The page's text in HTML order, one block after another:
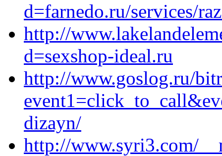
d=farnedo.ru/services/
http://
d=sexshop-ideal.ru
http://www.goslog.ru/
dizayn/
http://www.syri3.com/